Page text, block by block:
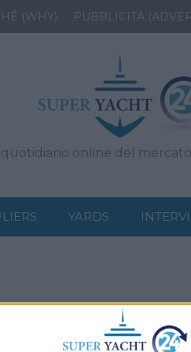
(WHY) PUBBLICITÀ
quotidiano online del
YARDS